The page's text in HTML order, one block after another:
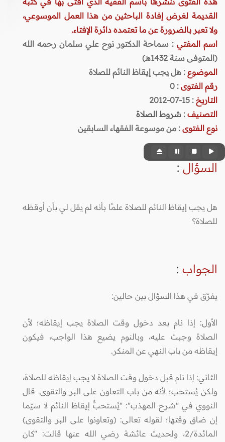
القديمة لغرض إفادة الباحثين من هذا العمل الموسوعي،
ولا تعبر بالضرورة عن ما تعتمده دائرة الإفتاء.
اسم المفتي : سماحة الدكتور نوح علي سلمان رحمه الله
(المتوفى سنة 1432هـ)
الموضوع : هل يجب إيقاظ النائم للصلاة
رقم الفتوى :
0
التاريخ : 15-07-2012
التصنيف : شروط الصلاة
نوع الفتوى : من موسوعة الفقهاء السابقين
السؤال :
هل يجب إيقاظ النائم للصلاة علمًا بأنه لم يقل لي بأن أوقظه
للصلاة؟
الجواب :
يفرّق في هذا السؤال بين حالين:
الأول: إذا نام بعد دخول وقت الصلاة يجب إيقاظه؛ لأن
الصلاة وجبت عليه، وبالنوم يضيع هذا الواجب، فيكون
إيقاظه من باب النهي عن المنكر.
الثاني: إذا نام قبل دخول وقت الصلاة لا يجب إيقاظه للصلاة،
ولكن يُستحب؛ لأنه من باب التعاون على البر والتقوى. قال
النووي في "شرح المهذب": "يُستحبُّ إيقاظ النائم لا سيّما
إن ضاق وقتها؛ لقوله تعالى: (وتعاونوا على البر والتقوى)
المائدة/2، ولحديث عائشة رضي الله عنها قالت: "كان